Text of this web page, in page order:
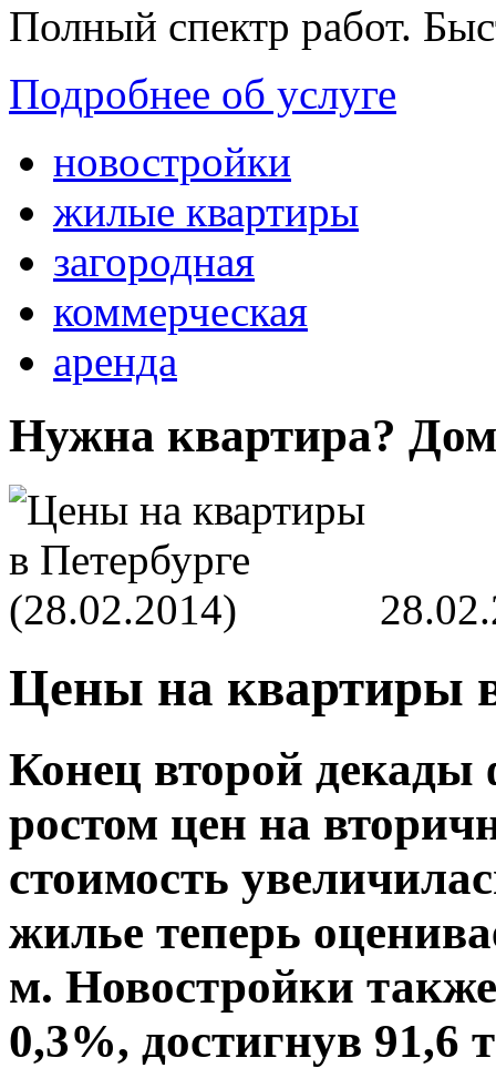
Полный спектр работ.
Подробнее об услуге
новостройки
жилые квартиры
загородная
коммерческая
аренда
Нужна квартира?
Цены на квартиры
Конец второй
ростом цен на
стоимость
жилье теперь
м. Новостройки
0,3%, достигнув 91,6